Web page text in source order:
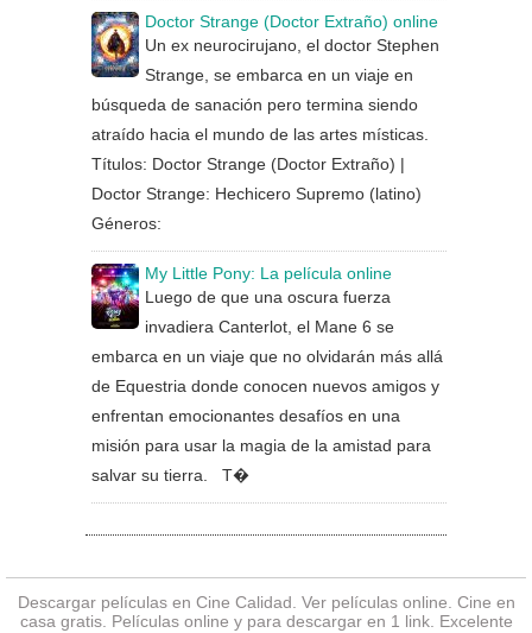
Doctor Strange (Doctor Extraño) online
Un ex neurocirujano, el doctor Stephen
Strange, se embarca en un viaje en
búsqueda de sanación pero termina siendo
atraído hacia el mundo de las artes místicas.
Títulos: Doctor Strange (Doctor Extraño) |
Doctor Strange: Hechicero Supremo (latino)
Géneros:
My Little Pony: La película online
Luego de que una oscura fuerza
invadiera Canterlot, el Mane 6 se
embarca en un viaje que no olvidarán más allá
de Equestria donde conocen nuevos amigos y
enfrentan emocionantes desafíos en una
misión para usar la magia de la amistad para
salvar su tierra. T�
Descargar películas en Cine Calidad. Ver películas online . Cine en
casa gratis. Películas online y para descargar en 1 link. Excelente